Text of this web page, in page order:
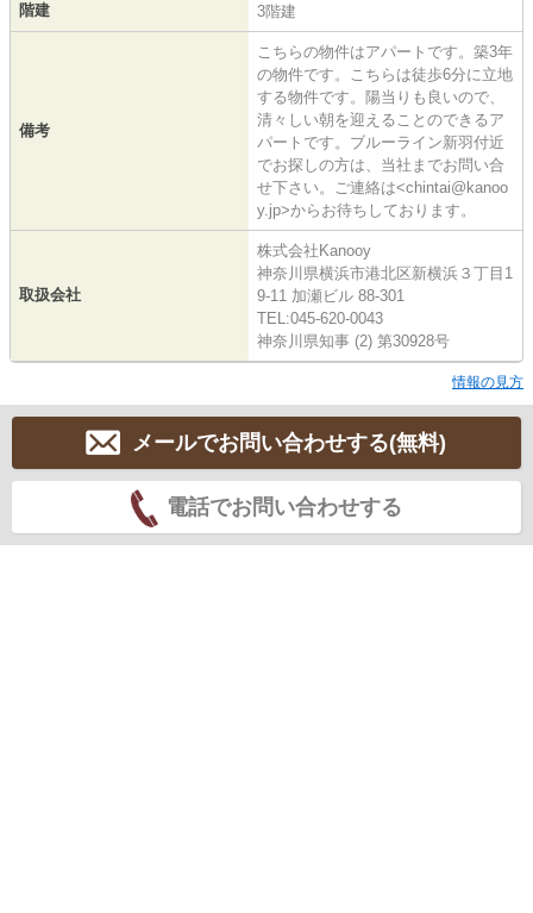
階建 3階建
備考
こちらの物件はアパートです。築3年
の物件です。こちらは徒歩6分に立地
する物件です。陽当りも良いので、
清々しい朝を迎えることのできるア
パートです。ブルーライン新羽付近
でお探しの方は、当社までお問い合
せ下さい。ご連絡は<chintai@kanoo
y.jp>からお待ちしております。
取扱会社
株式会社Kanooy
神奈川県横浜市港北区新横浜３丁目1
9-11 加瀬ビル 88-301
TEL:045-620-0043
神奈川県知事 (2) 第30928号
情報の見方
メールでお問い合わせする(無料)
電話でお問い合わせする